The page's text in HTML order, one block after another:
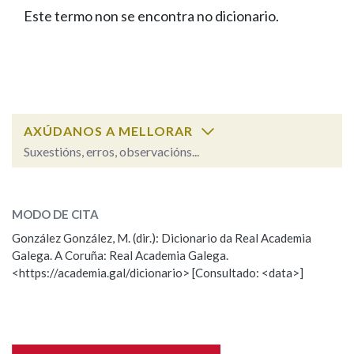
FIGURAS HOMENAXEADAS
PORTAL DAS PALABRAS
Facebook
TwitterYoutubeInstagram
Bluesky
BUSCAR NOS LEMAS
Remata por
BUSCAR NO CONTIDO
Nas definicións
Este termo non se encontra no dicionario.
AXÚDANOS A MELLORAR
Suxestións, erros, observacións...
Observación
Nome
MODO DE CITA
González González, M. (dir.): Dicionario da Real Academia
Galega. A Coruña: Real Academia Galega.
<https://academia.gal/dicionario> [Consultado: <data>]